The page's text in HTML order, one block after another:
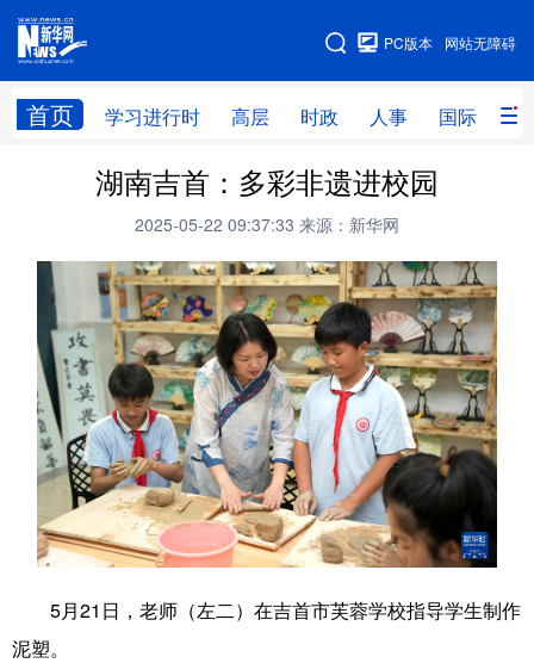
网站无障碍
PC版本
首页 学习进行时 高层 时政 人事 国际 财
网站地图
学习进行时 高层 时政
财经 网评
思客智库 全球连线 教育
科技 科创 量子 体育
文化 书画 健康 军事
访谈 视频 图片 政务
法律 中央文件 金融 汽车
食品 人居 信息化 数字经济
湖南吉首：多彩非遗进校园
2025-05-22 09:37:33 来源：新华网
5月21日，老师（左二）在吉首市芙蓉学校指导学生制作
泥塑。